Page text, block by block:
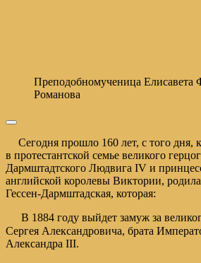
Преподобномученица Елисавета
Романова
Сегодня прошло 160 лет, с того дня,
в протестантской семье великого
Дармштадтского Людвига IV и
английской королевы Виктории,
Гессен-Дармштадская, которая:
В 1884 году выйдет замуж за
Сергея Александровича, брата
Александра III.